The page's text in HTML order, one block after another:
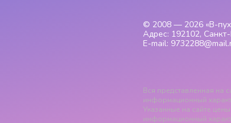
© 2008 — 2026 «В-
Адрес: 192102,
E-mail:
Вся представленная на
информационный
Указанные на сайте
информационный